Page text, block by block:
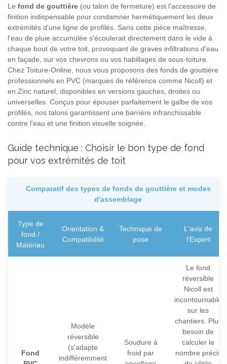
Le fond de gouttière (ou talon de fermeture) est l'accessoire de
finition indispensable pour condamner hermétiquement les deux
extrémités d'une ligne de profilés. Sans cette pièce maîtresse,
l'eau de pluie accumulée s'écoulerait directement dans le vide à
chaque bout de votre toit, provoquant de graves infiltrations d'eau
en façade, sur vos chevrons ou vos habillages de sous-toiture.
Chez Toiture-Online, nous vous proposons des fonds de gouttière
professionnels en PVC (marques de référence comme Nicoll) et
en Zinc naturel, disponibles en versions gauches, droites ou
universelles. Conçus pour épouser parfaitement le galbe de vos
profilés, nos talons garantissent une barrière infranchissable
contre l'eau et une finition visuelle soignée.
Guide technique : Choisir le bon type de fond
pour vos extrémités de toit
Comparatif des types de fonds de gouttière et modes
d'assemblage
Type de
fond /
Matériau
Orientation &
Compatibilité
Technique de
pose
L'avis de
l'Expert
Fond
Modèle
réversible
(s'adapte
indifféremment
Soudure à
froid par
Le fond
réversible
Nicoll est
incontournable
sur les
chantiers. Plus
besoin de
calculer le
nombre précis